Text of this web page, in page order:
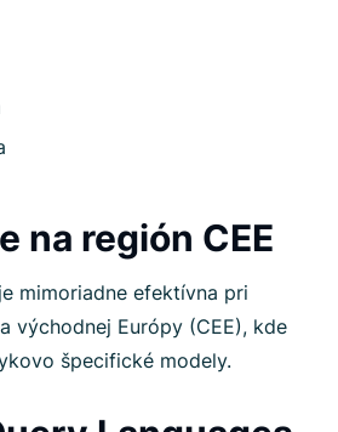
na región CEE
mimoriadne efektívna pri
východnej Európy (CEE), kde
špecifické modely.